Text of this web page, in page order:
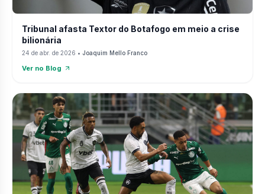
Tribunal afasta Textor do Botafogo em meio a crise
bilionária
24 de abr. de 2026 • Joaquim Mello Franco
Ver no Blog